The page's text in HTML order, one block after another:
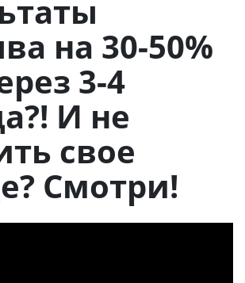
на 30-50%
3-4
И не
свое
Смотри!